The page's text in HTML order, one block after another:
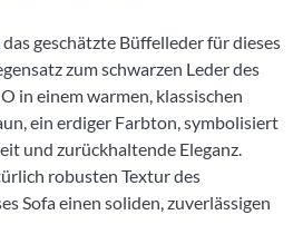
das geschätzte Büffelleder für dieses
zum schwarzen Leder des
in einem warmen, klassischen
ein erdiger Farbton, symbolisiert
und zurückhaltende Eleganz.
robusten Textur des
Sofa einen soliden, zuverlässigen